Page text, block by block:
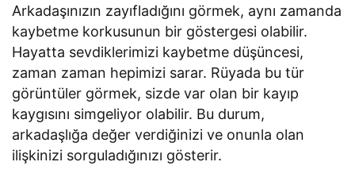
Arkadaşınızın zayıfladığını görmek, aynı zamanda
kaybetme korkusunun bir göstergesi olabilir.
Hayatta sevdiklerimizi kaybetme düşüncesi,
zaman zaman hepimizi sarar. Rüyada bu tür
görüntüler görmek, sizde var olan bir kayıp
kaygısını simgeliyor olabilir. Bu durum,
arkadaşlığa değer verdiğinizi ve onunla olan
ilişkinizi sorguladığınızı gösterir.